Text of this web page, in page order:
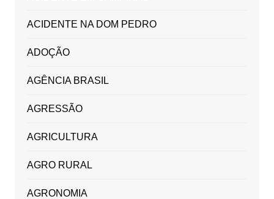
ACIDENTE NA DOM PEDRO
ADOÇÃO
AGÊNCIA BRASIL
AGRESSÃO
AGRICULTURA
AGRO RURAL
AGRONOMIA